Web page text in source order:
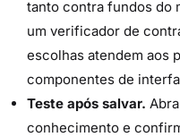
tanto contra fundos do
um verificador de
escolhas atendem aos
componentes de
Teste após salvar.
conhecimento e